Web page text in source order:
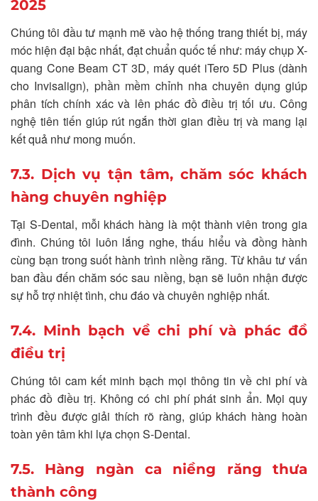
2025
Chúng tôi đầu tư mạnh mẽ vào hệ thống trang thiết bị, máy
móc hiện đại bậc nhất, đạt chuẩn quốc tế như: máy chụp X-
quang Cone Beam CT 3D, máy quét iTero 5D Plus (dành
cho Invisalign), phần mềm chỉnh nha chuyên dụng giúp
phân tích chính xác và lên phác đồ điều trị tối ưu. Công
nghệ tiên tiến giúp rút ngắn thời gian điều trị và mang lại
kết quả như mong muốn.
7.3. Dịch vụ tận tâm, chăm sóc khách
hàng chuyên nghiệp
Tại S-Dental, mỗi khách hàng là một thành viên trong gia
đình. Chúng tôi luôn lắng nghe, thấu hiểu và đồng hành
cùng bạn trong suốt hành trình niềng răng. Từ khâu tư vấn
ban đầu đến chăm sóc sau niềng, bạn sẽ luôn nhận được
sự hỗ trợ nhiệt tình, chu đáo và chuyên nghiệp nhất.
7.4. Minh bạch về chi phí và phác đồ
điều trị
Chúng tôi cam kết minh bạch mọi thông tin về chi phí và
phác đồ điều trị. Không có chi phí phát sinh ẩn. Mọi quy
trình đều được giải thích rõ ràng, giúp khách hàng hoàn
toàn yên tâm khi lựa chọn S-Dental.
7.5. Hàng ngàn ca niềng răng thưa
thành công